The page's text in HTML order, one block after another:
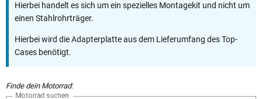
Hierbei handelt es sich um ein spezielles Montagekit und nicht um
einen Stahlrohrträger.
Hierbei wird die Adapterplatte aus dem Lieferumfang des Top-
Cases benötigt.
Finde dein Motorrad:
Motorrad suchen